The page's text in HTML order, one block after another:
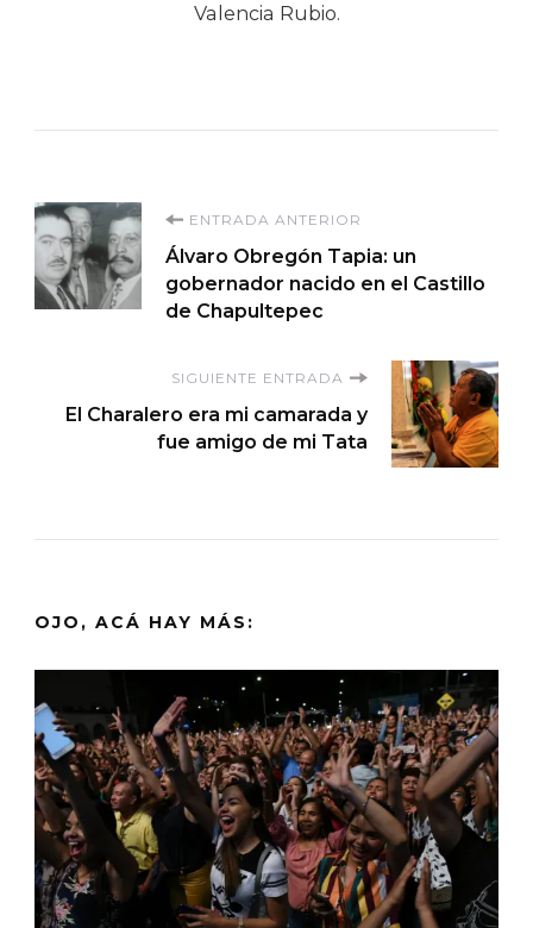
Valencia Rubio.
Navegación
de
ENTRADA ANTERIOR
Álvaro Obregón Tapia: un
gobernador nacido en el Castillo
de Chapultepec
SIGUIENTE ENTRADA
El Charalero era mi camarada y
fue amigo de mi Tata
OJO, ACÁ HAY MÁS: